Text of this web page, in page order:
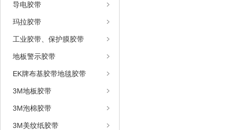
导电胶带
玛拉胶带
工业胶带、保护膜胶带
地板警示胶带
EK牌布基胶带地毯胶带
3M地板胶带
3M泡棉胶带
3M美纹纸胶带